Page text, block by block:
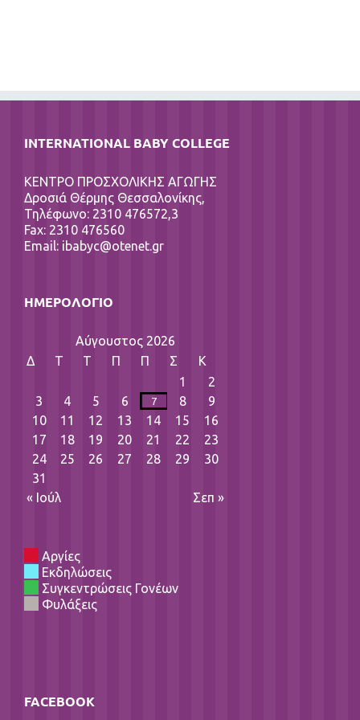
INTERNATIONAL BABY COLLEGE
ΚΕΝΤΡΟ ΠΡΟΣΧΟΛΙΚΗΣ ΑΓΩΓΗΣ
Δροσιά Θέρμης Θεσσαλονίκης,
Τηλέφωνο: 2310 476572,3
Fax: 2310 476560
Email: ibabyc@otenet.gr
ΗΜΕΡΟΛΌΓΙΟ
Αύγουστος 2026
Δ
Τ Τ Π Π Σ
Κ
1
2
3
4 5 6 7 8
9
10
11 12 13 14 15
16
17
18 19 20 21 22
23
24
25 26 27 28 29
30
31
« Ιούλ
Σεπ »
Αργίες
Εκδηλώσεις
Συγκεντρώσεις Γονέων
Φυλάξεις
FACEBOOK